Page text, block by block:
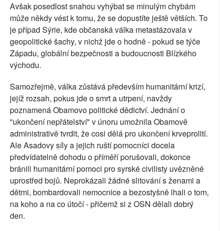
Avšak posedlost snahou vyhýbat se minulým chybám
může někdy vést k tomu, že se dopustíte ještě větších. To
je případ Sýrie, kde občanská válka metastázovala v
geopolitické šachy, v nichž jde o hodně - pokud se týče
Západu, globální bezpečnosti a budoucnosti Blízkého
východu.
Samozřejmě, válka zůstává především humanitární krizí,
jejíž rozsah, pokus jde o smrt a utrpení, navždy
poznamená Obamovo politické dědictví. Jednání o
"ukončení nepřátelství" v únoru umožnila Obamově
administrativě tvrdit, že cosi dělá pro ukončení krveprolití.
Ale Asadovy síly a jejich ruští pomocníci docela
předvídatelně dohodu o příměří porušovali, dokonce
bránili humanitární pomoci pro syrské civilisty uvězněné
uprostřed bojů. Neprokázali žádné slitování s ženami a
dětmi, bombardovali nemocnice a bezostyšně lhali o tom,
na koho a na co útočí - přičemž si z OSN dělali dobrý
den.